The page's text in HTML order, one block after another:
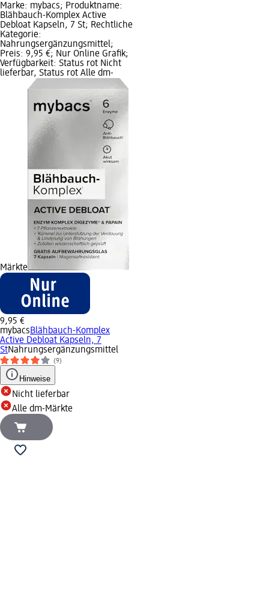
Marke: mybacs; Produktname:
Blähbauch-Komplex Active
Debloat Kapseln, 7 St; Rechtliche
Kategorie:
Nahrungsergänzungsmittel;
Preis: 9,95 €; Nur Online Grafik;
Verfügbarkeit: Status rot Nicht
lieferbar, Status rot Alle dm-
Märkte
9,95 €
mybacsBlähbauch-Komplex
Active Debloat Kapseln, 7
StNahrungsergänzungsmittel
(9)
Hinweise
Nicht lieferbar
Alle dm-Märkte